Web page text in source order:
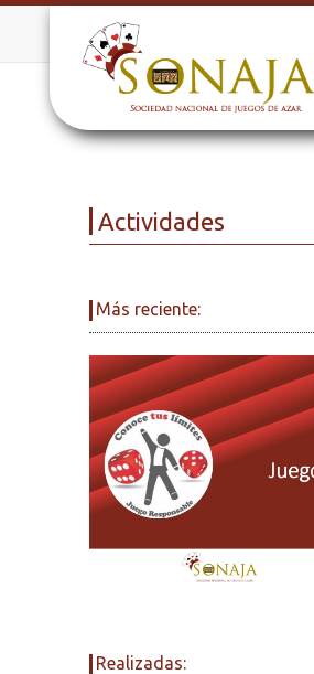
Actividades
Más reciente:
Realizadas: